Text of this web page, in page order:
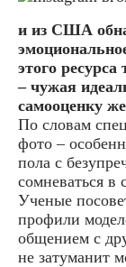
и из США
этого
– чужая
самооценку
По словам
фото –
пола с
сомневаться в
Ученые
профили
общением с
не затуманит